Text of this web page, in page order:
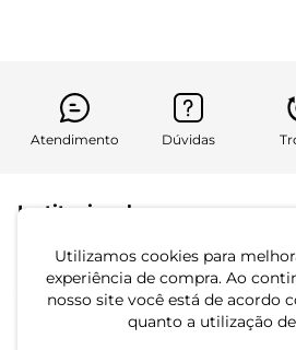
Utilizamos cookies para
experiência de compra. Ao
nosso site você está de acordo
quanto a utilização
Atendimento Dúvidas
Institucional
Quem Somos
Políticas de Privacidade
Formas de Pagamento
Atendimento
Dúvidas Frequentes